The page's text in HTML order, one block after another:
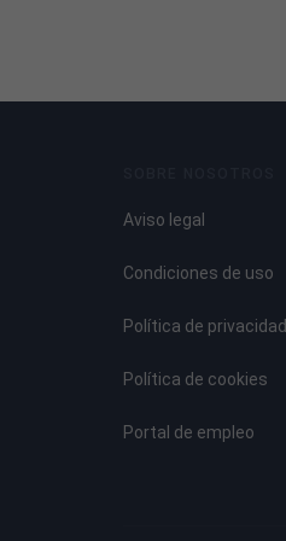
Aviso legal
Condiciones de uso
Política de privacidad
Política de cookies
Portal de empleo